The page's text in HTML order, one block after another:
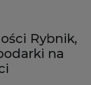
Rybnik,
na